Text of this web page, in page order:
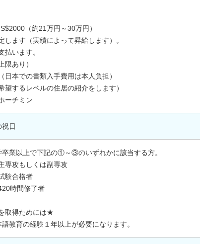
（約21万円～30万円）
す（実績によって昇給します）。
ます。
限あり）
日本での書類入手費用は本人負担）
望するレベルの住居の紹介をします）
ーチミン
日
卒業以上で下記の①～③のいずれかに該当する方。
攻もしくは副専攻
験合格者
時間修了者
取得ためには★
教育の経験１年以上が必要になります。